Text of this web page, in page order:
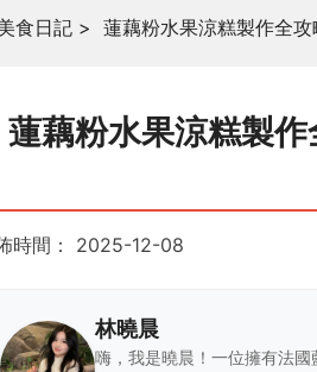
食日記 > 蓮藕粉水果涼糕製作全
蓮藕粉水果涼糕製
時間： 2025-12-08
林曉晨
嗨，我是曉晨！一位擁有法